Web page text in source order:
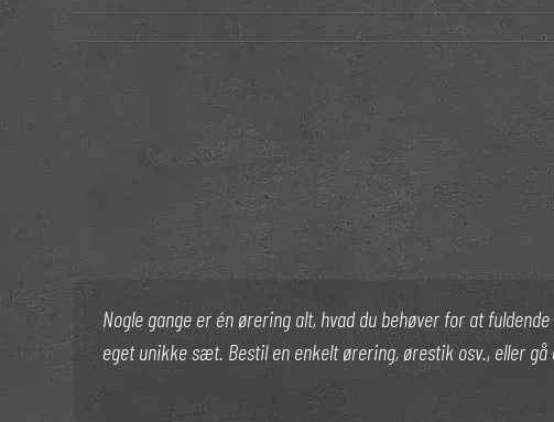
Nogle gange er én ørering alt, hvad du behøver for at
eget unikke sæt. Bestil en enkelt ørering, ørestik osv., eller